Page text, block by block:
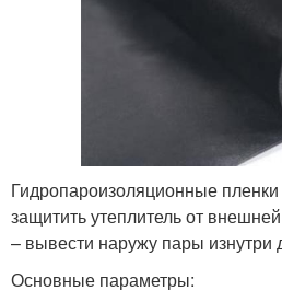
Гидропароизоляционные
защитить утеплитель от
– вывести наружу пары изнутри
Основные параметры: